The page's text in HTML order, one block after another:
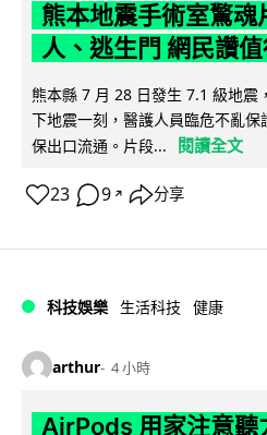
熊本地震手術室驚魂
人、逃生門 網民讚
熊本縣 7 月 28 日發生 7.1 級地震
下地震一刻，醫護人員臨危不亂
保出口流通。片段...
閱讀全文
23 9 ↗ 分享
科技娛樂 生活科技 健康
arthur 4 小時
AirPods 用家注意聽